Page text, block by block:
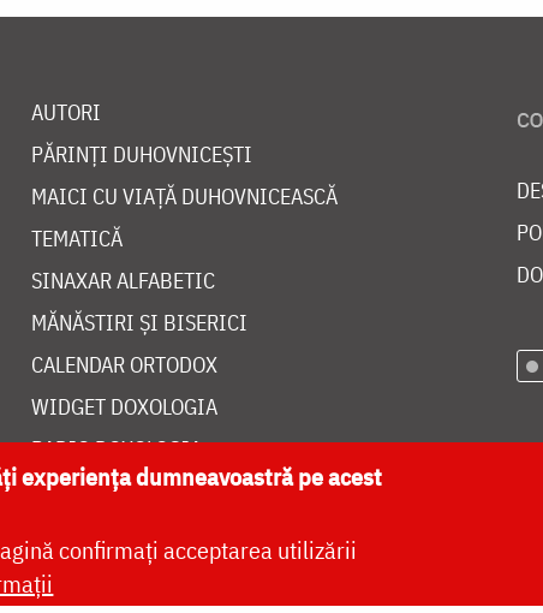
AUTORI
PĂRINȚI DUHOVNICEȘTI
MAICI CU VIAȚĂ DUHOVNICEASCĂ
TEMATICĂ
SINAXAR ALFABETIC
MĂNĂSTIRI ȘI BISERICI
CALENDAR ORTODOX
WIDGET DOXOLOGIA
RADIO DOXOLOGIA
de
experiența dumneavoastră pe acest
confirmați acceptarea utilizării